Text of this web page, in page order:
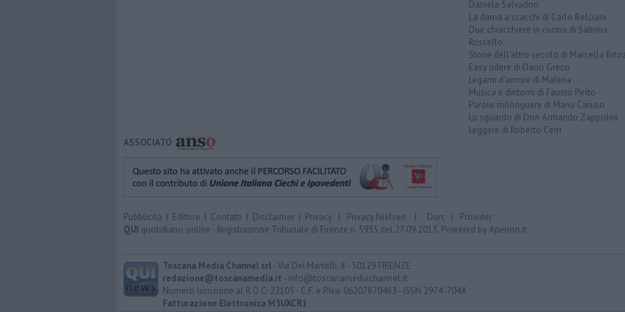
Daniele Salvadori
La dama a scacchi di Carlo Belciani
Due chiacchiere in cucina di Sabrina
Rossello
Storie dell'altro secolo di Marcella
Easy ridere di Dario Greco
Legami d'amore di Malena ...
Musica e dintorni di Fausto Pirìto
Parole milonguere di Maria Caruso
Lo sguardo di Don Armando Zappolini
Leggere di Roberto Cerri
ASSOCIATO
Pubblicità | Editore | Contatti | Disclaimer | Privacy | Privacy Nielsen | Durc | Provider
QUI quotidiano online - Registrazione Tribunale di Firenze n. 5935 del 27.09.2013. Powered byAperion.it
Toscana Media Channel srl- Via Dei Martelli, 8 - 50129 FIRENZE
redazione@toscanamedia.it - info@toscanamediachannel.it
Numero Iscrizione al R.O.C: 22105 - C.F. e P.Iva: 06207870483 - ISSN 2974-704X
Fatturazione Elettronica M5UXCR1